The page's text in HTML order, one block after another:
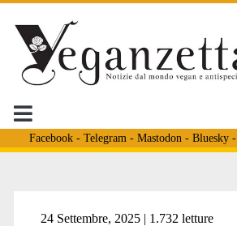
Facebook- Telegram - Mastodon - Bluesky-
Tag:
24 Settembre, 2025 | 1.732 letture